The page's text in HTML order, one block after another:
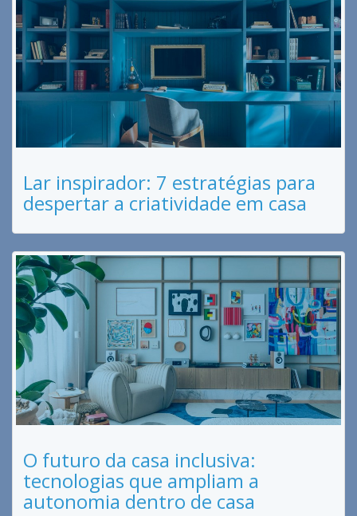
Lar inspirador: 7 estratégias para
despertar a criatividade em casa
O futuro da casa inclusiva:
tecnologias que ampliam a
autonomia dentro de casa